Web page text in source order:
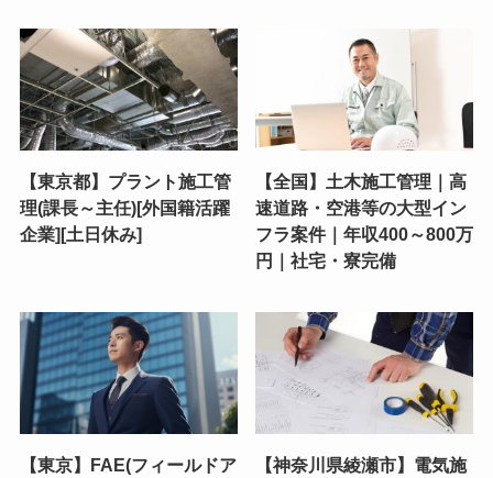
【東京都】プラント施工管
理(課長～主任)[外国籍活躍
企業][土日休み]
【全国】土木施工管理｜高
速道路・空港等の大型イン
フラ案件｜年収400～800万
円｜社宅・寮完備
【東京】FAE(フィールドア
【神奈川県綾瀬市】電気施